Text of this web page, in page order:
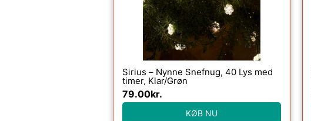
Sirius – Nynne Snefnug, 40 Lys med
timer, Klar/Grøn
79.00kr.
KØB NU